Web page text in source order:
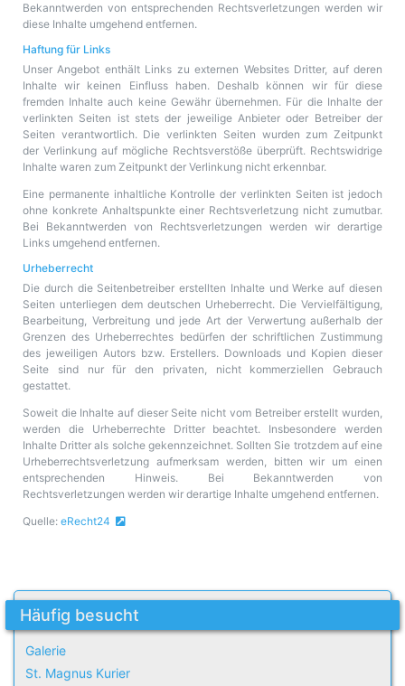
Bekanntwerden von entsprechenden Rechtsverletzungen werden wir
diese Inhalte umgehend entfernen.
Haftung für Links
Unser Angebot enthält Links zu externen Websites Dritter, auf deren
Inhalte wir keinen Einfluss haben. Deshalb können wir für diese
fremden Inhalte auch keine Gewähr übernehmen. Für die Inhalte der
verlinkten Seiten ist stets der jeweilige Anbieter oder Betreiber der
Seiten verantwortlich. Die verlinkten Seiten wurden zum Zeitpunkt
der Verlinkung auf mögliche Rechtsverstöße überprüft. Rechtswidrige
Inhalte waren zum Zeitpunkt der Verlinkung nicht erkennbar.
Eine permanente inhaltliche Kontrolle der verlinkten Seiten ist jedoch
ohne konkrete Anhaltspunkte einer Rechtsverletzung nicht zumutbar.
Bei Bekanntwerden von Rechtsverletzungen werden wir derartige
Links umgehend entfernen.
Urheberrecht
Die durch die Seitenbetreiber erstellten Inhalte und Werke auf diesen
Seiten unterliegen dem deutschen Urheberrecht. Die Vervielfältigung,
Bearbeitung, Verbreitung und jede Art der Verwertung außerhalb der
Grenzen des Urheberrechtes bedürfen der schriftlichen Zustimmung
des jeweiligen Autors bzw. Erstellers. Downloads und Kopien dieser
Seite sind nur für den privaten, nicht kommerziellen Gebrauch
gestattet.
Soweit die Inhalte auf dieser Seite nicht vom Betreiber erstellt wurden,
werden die Urheberrechte Dritter beachtet. Insbesondere werden
Inhalte Dritter als solche gekennzeichnet. Sollten Sie trotzdem auf eine
Urheberrechtsverletzung aufmerksam werden, bitten wir um einen
entsprechenden Hinweis. Bei Bekanntwerden von
Rechtsverletzungen werden wir derartige Inhalte umgehend entfernen.
Quelle: eRecht24
Häufig besucht
Galerie
St. Magnus Kurier